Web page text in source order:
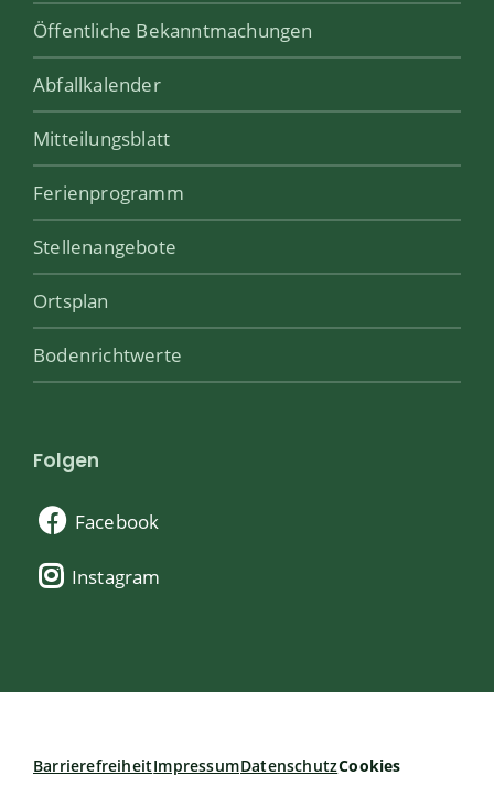
Öffentliche Bekanntmachungen
Abfallkalender
Mitteilungsblatt
Ferienprogramm
Stellenangebote
Ortsplan
Bodenrichtwerte
Folgen
Facebook
Instagram
BarrierefreiheitImpressumDatenschutzCookies